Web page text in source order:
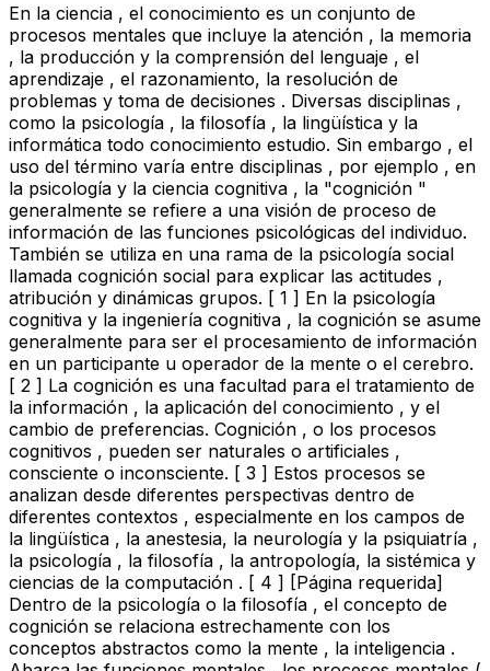
En la ciencia , el conocimiento es un conjunto de
procesos mentales que incluye la atención , la memoria
, la producción y la comprensión del lenguaje , el
aprendizaje , el razonamiento, la resolución de
problemas y toma de decisiones . Diversas disciplinas ,
como la psicología , la filosofía , la lingüística y la
informática todo conocimiento estudio. Sin embargo , el
uso del término varía entre disciplinas , por ejemplo , en
la psicología y la ciencia cognitiva , la "cognición "
generalmente se refiere a una visión de proceso de
información de las funciones psicológicas del individuo.
También se utiliza en una rama de la psicología social
llamada cognición social para explicar las actitudes ,
atribución y dinámicas grupos. [ 1 ] En la psicología
cognitiva y la ingeniería cognitiva , la cognición se asume
generalmente para ser el procesamiento de información
en un participante u operador de la mente o el cerebro.
[ 2 ] La cognición es una facultad para el tratamiento de
la información , la aplicación del conocimiento , y el
cambio de preferencias. Cognición , o los procesos
cognitivos , pueden ser naturales o artificiales ,
consciente o inconsciente. [ 3 ] Estos procesos se
analizan desde diferentes perspectivas dentro de
diferentes contextos , especialmente en los campos de
la lingüística , la anestesia, la neurología y la psiquiatría ,
la psicología , la filosofía , la antropología, la sistémica y
ciencias de la computación . [ 4 ] [Página requerida]
Dentro de la psicología o la filosofía , el concepto de
cognición se relaciona estrechamente con los
conceptos abstractos como la mente , la inteligencia .